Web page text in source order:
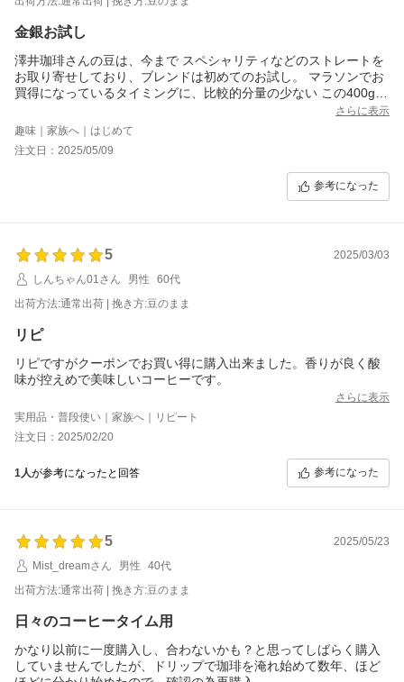
金銀お試し
澤井珈琲さんの豆は、今まで スペシャリティなどのストレートを
お取り寄せしており、ブレンドは初めてのお試し。 マラソンでお
買得になっているタイミングに、比較的分量の少ない この400gx2
金銀の見た目を比べると、銀の方が明らかに濃いこげ茶色で 焙煎
が深いのが分かります。 どちらも 割れや欠けが少なく、注湯でモ
コモコする感じも好印象。 見た目通り、銀の方がガツン系で、我
が家の奥様の好みのタイプ。 金は 酸味を残して甘い香りを重視し
た焙煎なのですね。 それぞれ美味しいのですが、私の好みから言
さらに表示
趣味｜家族へ｜はじめて
注文日：2025/05/09
参考になった
5
2025/03/03
しんちゃん01さん
男性
60代
出荷方法:通常出荷 | 挽き方:豆のまま
リピ
リピですがクーポンでお買い得に購入出来ました。香りが良く酸
味が控えめで美味しいコーヒーです。
さらに表示
実用品・普段使い｜家族へ｜リピート
注文日：2025/02/20
1人が参考になったと回答 参考になった
5
2025/05/23
Mist_dreamさん
男性
40代
出荷方法:通常出荷 | 挽き方:豆のまま
日々のコーヒータイム用
かなり以前に一度購入し、合わないかも？と思ってしばらく購入
していませんでしたが、ドリップで珈琲を淹れ始めて数年、ほど